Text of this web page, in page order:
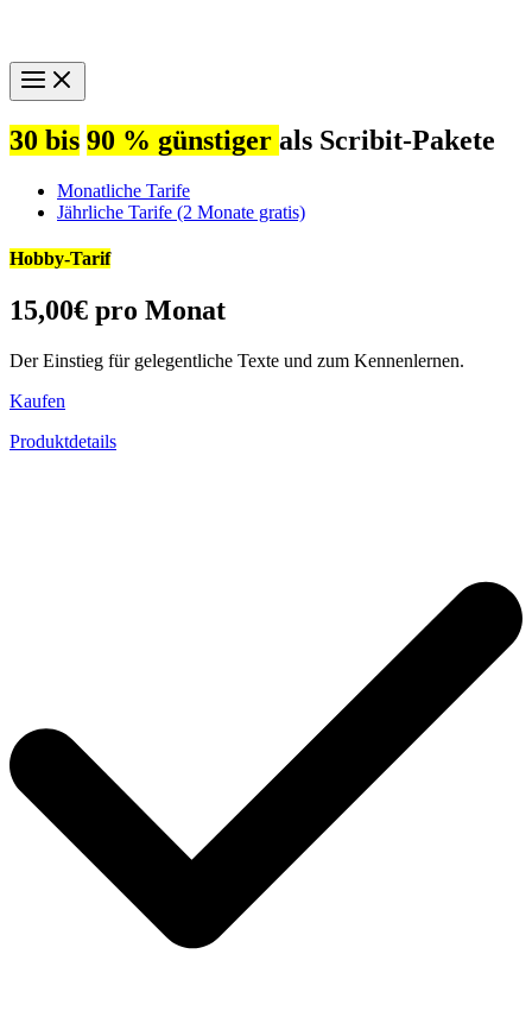
30 bis 90 % günstiger als Scribit-Pakete
Monatliche Tarife
Jährliche Tarife (2 Monate gratis)
Hobby-Tarif
15,00€ pro Monat
Der Einstieg für gelegentliche Texte und zum Kennenlernen.
Kaufen
Produktdetails